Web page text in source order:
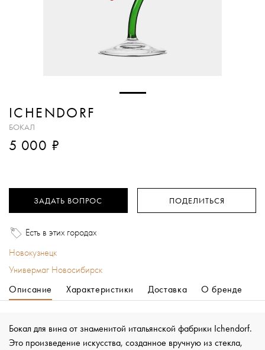
ICHENDORF
БОКАЛ
5 000 ₽
ЗАДАТЬ ВОПРОС ПОДЕЛИТЬСЯ
Есть в этих городах
Новокузнецк
Универмаг Новосибирск
Описание
Характеристики Доставка О бренде
Бокал для вина от знаменитой итальянской фабрики Ichendorf.
Это произведение искусства, созданное вручную из стекла,